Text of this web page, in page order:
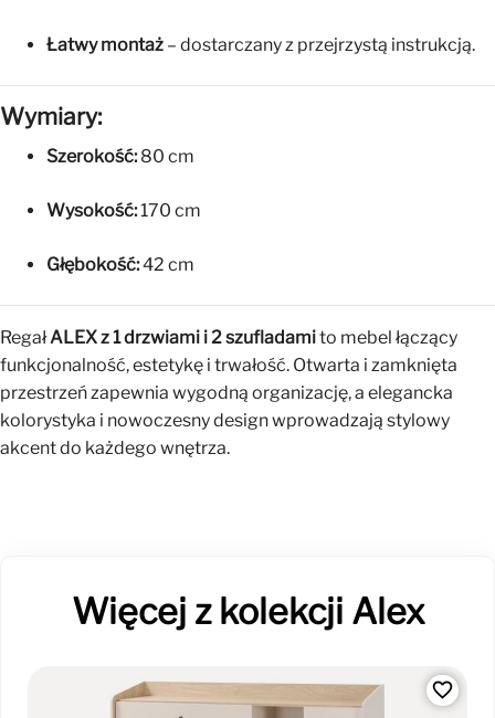
Łatwy montaż – dostarczany z przejrzystą instrukcją.
Wymiary:
Szerokość:80 cm
Wysokość:170 cm
Głębokość:42 cm
RegałALEX z 1 drzwiami i 2 szufladamito mebel łączący
funkcjonalność, estetykę i trwałość. Otwarta i zamknięta
przestrzeń zapewnia wygodną organizację, a elegancka
kolorystyka i nowoczesny design wprowadzają stylowy
akcent do każdego wnętrza.
Więcej z kolekcji Alex
favorite_border